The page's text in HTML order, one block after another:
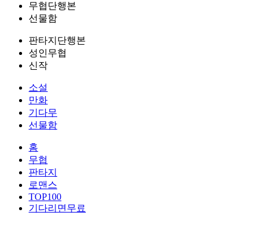
무협단행본
선물함
판타지단행본
성인무협
신작
소설
만화
기다무
선물함
홈
무협
판타지
로맨스
TOP100
기다리면무료